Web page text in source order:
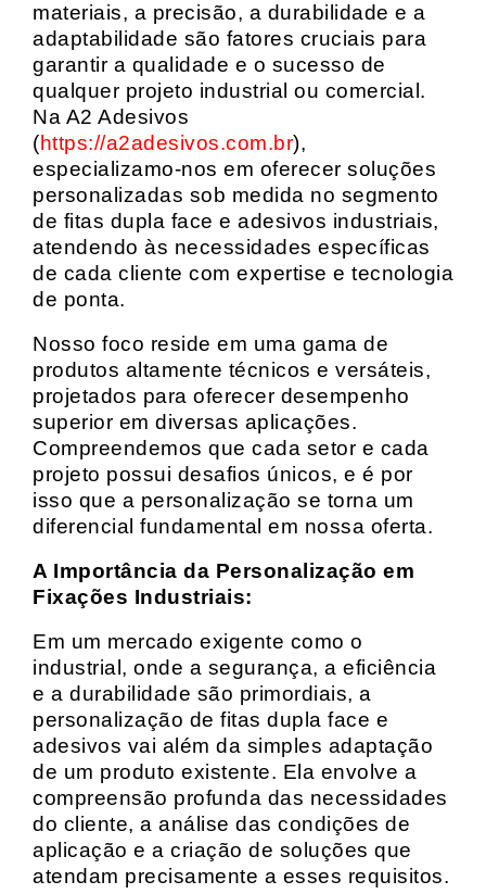
materiais, a precisão, a durabilidade e a
adaptabilidade são fatores cruciais para
garantir a qualidade e o sucesso de
qualquer projeto industrial ou comercial.
Na A2 Adesivos
(https://a2adesivos.com.br),
especializamo-nos em oferecer soluções
personalizadas sob medida no segmento
de fitas dupla face e adesivos industriais,
atendendo às necessidades específicas
de cada cliente com expertise e tecnologia
de ponta.
Nosso foco reside em uma gama de
produtos altamente técnicos e versáteis,
projetados para oferecer desempenho
superior em diversas aplicações.
Compreendemos que cada setor e cada
projeto possui desafios únicos, e é por
isso que a personalização se torna um
diferencial fundamental em nossa oferta.
A Importância da Personalização em
Fixações Industriais:
Em um mercado exigente como o
industrial, onde a segurança, a eficiência
e a durabilidade são primordiais, a
personalização de fitas dupla face e
adesivos vai além da simples adaptação
de um produto existente. Ela envolve a
compreensão profunda das necessidades
do cliente, a análise das condições de
aplicação e a criação de soluções que
atendam precisamente a esses requisitos.